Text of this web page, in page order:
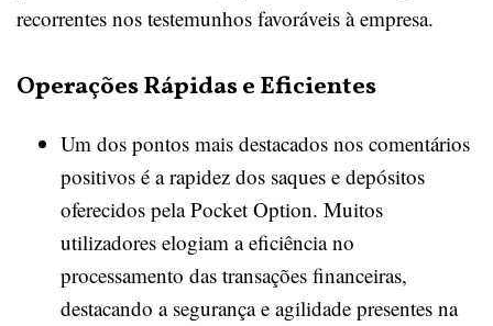
recorrentes nos testemunhos favoráveis à empresa.
Operações Rápidas e Eficientes
Um dos pontos mais destacados nos comentários
positivos é a rapidez dos saques e depósitos
oferecidos pela Pocket Option. Muitos
utilizadores elogiam a eficiência no
processamento das transações financeiras,
destacando a segurança e agilidade presentes na